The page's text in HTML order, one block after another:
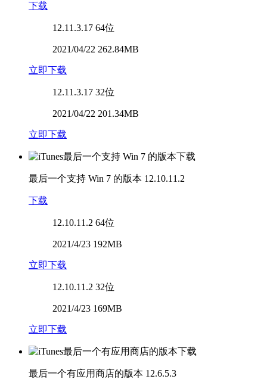
下载
12.11.3.17 64位
2021/04/22 262.84MB
立即下载
12.11.3.17 32位
2021/04/22 201.34MB
立即下载
最后一个支持 Win 7 的版本 12.10.11.2
下载
12.10.11.2 64位
2021/4/23 192MB
立即下载
12.10.11.2 32位
2021/4/23 169MB
立即下载
最后一个有应用商店的版本 12.6.5.3